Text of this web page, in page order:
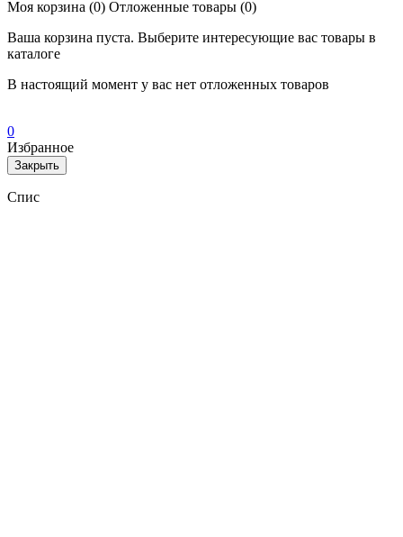
Моя корзина (0) Отложенные товары (0)
Ваша корзина пуста. Выберите интересующие вас товары в
каталоге
В настоящий момент у вас нет отложенных товаров
0
Избранное
Закрыть
Спис